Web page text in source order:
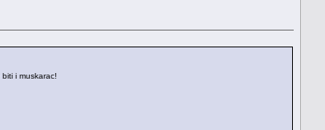
i muskarac!